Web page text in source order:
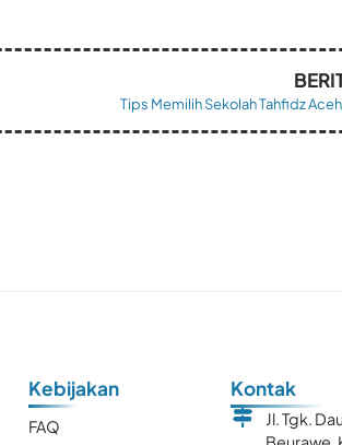
Tips Memilih Sekolah Tahfidz
Kebijakan
FAQ
Kontak
Jl. Tgk.